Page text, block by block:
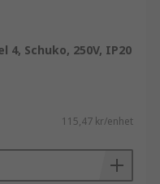
4, Schuko, 250V, IP20
115,47 kr/enhet